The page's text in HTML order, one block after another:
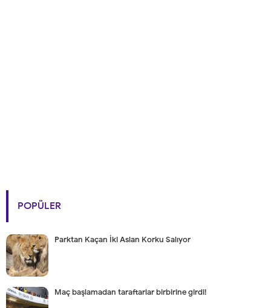
POPÜLER
Parktan Kaçan İki Aslan Korku Salıyor
Maç başlamadan taraftarlar birbirine girdi!